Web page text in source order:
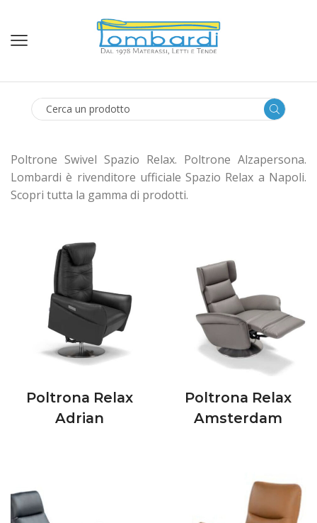
Poltrone Swivel Spazio Relax. Poltrone Alzapersona.
Lombardi è rivenditore ufficiale Spazio Relax a Napoli.
Scopri tutta la gamma di prodotti.
Poltrona Relax
Adrian
Poltrona Relax
Amsterdam